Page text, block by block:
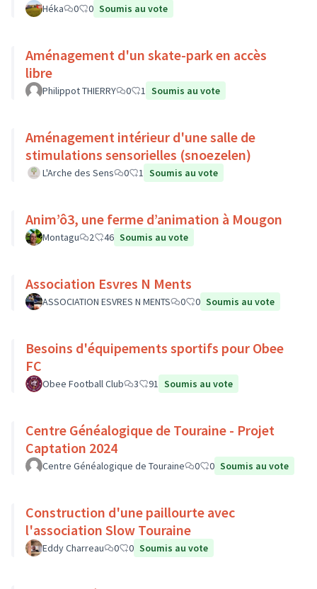
Héka 0 0 Soumis au vote
Aménagement d'un skate-park en accès
libre
Philippot THIERRY 0 1 Soumis au vote
Aménagement intérieur d'une salle de
stimulations sensorielles (snoezelen)
L'Arche des Sens 0 1 Soumis au vote
Anim’ô3, une ferme d’animation à Mougon
Montagu 2 46 Soumis au vote
Association Esvres N Ments
ASSOCIATION ESVRES N MENTS 0 0 Soumis au vote
Besoins d'équipements sportifs pour Obee
FC
Obee Football Club 3 91 Soumis au vote
Centre Généalogique de Touraine - Projet
Captation 2024
Centre Généalogique de Touraine 0 0 Soumis au vote
Construction d'une paillourte avec
l'association Slow Touraine
Eddy Charreau 0 0 Soumis au vote